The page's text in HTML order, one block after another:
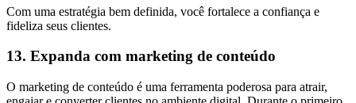
Com uma estratégia bem definida, você fortalece a confiança e
fideliza seus clientes.
13. Expanda com marketing de conteúdo
O marketing de conteúdo é uma ferramenta poderosa para atrair,